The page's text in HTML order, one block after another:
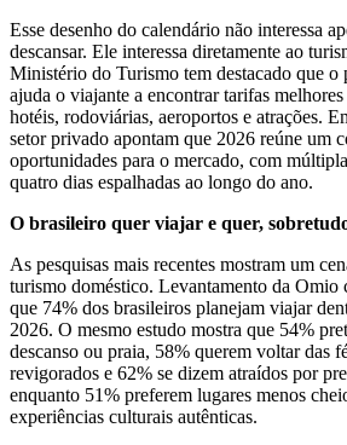
Esse desenho do calendário não interessa
descansar. Ele interessa diretamente ao
Ministério do Turismo tem destacado que o
ajuda o viajante a encontrar tarifas
hotéis, rodoviárias, aeroportos e atrações.
setor privado apontam que 2026 reúne um
oportunidades para o mercado, com
quatro dias espalhadas ao longo do ano.
O brasileiro quer viajar e quer,
As pesquisas mais recentes mostram um
turismo doméstico. Levantamento da Omio
que 74% dos brasileiros planejam viajar
2026. O mesmo estudo mostra que 54%
descanso ou praia, 58% querem voltar das
revigorados e 62% se dizem atraídos por
enquanto 51% preferem lugares menos
experiências culturais autênticas.